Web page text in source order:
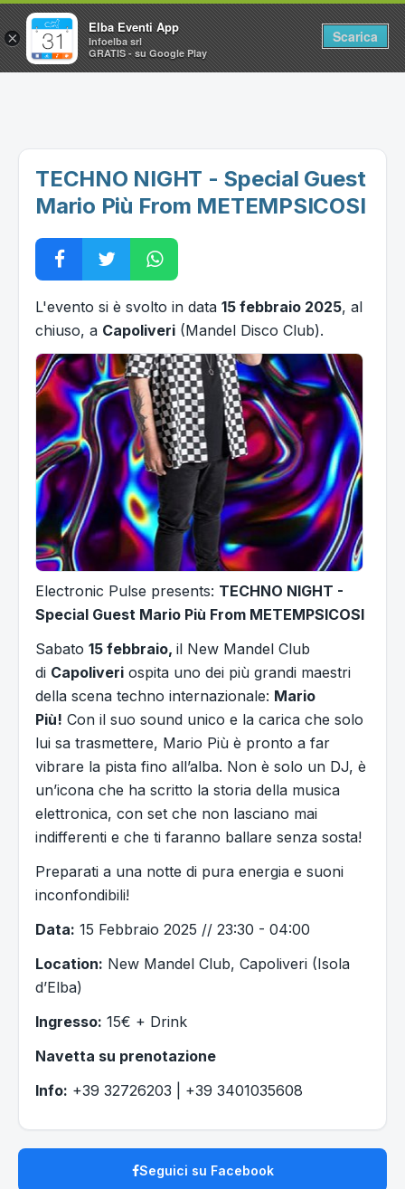
Home
Utilità
Vacanze all'Isola d'Elba
TECHNO NIGHT - Special Guest
Mario Più From METEMPSICOSI
L'evento si è svolto in data 15 febbraio 2025, al
chiuso, a Capoliveri (Mandel Disco Club).
Electronic Pulse presents: TECHNO NIGHT -
Special Guest Mario Più From METEMPSICOSI
Sabato 15 febbraio, il New Mandel Club
di Capoliveri ospita uno dei più grandi maestri
della scena techno internazionale: Mario
Più! Con il suo sound unico e la carica che solo
lui sa trasmettere, Mario Più è pronto a far
vibrare la pista fino all’alba. Non è solo un DJ, è
un’icona che ha scritto la storia della musica
elettronica, con set che non lasciano mai
indifferenti e che ti faranno ballare senza sosta!
Preparati a una notte di pura energia e suoni
inconfondibili!
Data: 15 Febbraio 2025 // 23:30 - 04:00
Location: New Mandel Club, Capoliveri (Isola
d’Elba)
Ingresso: 15€ + Drink
Navetta su prenotazione
Info: +39 32726203 | +39 3401035608
Seguici su Facebook
×
Elba Eventi App
Infoelba srl
GRATIS - su Google Play
Scarica